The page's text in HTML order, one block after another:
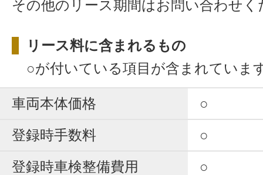
その他のリース期間はお問い合わせく
リース料に含まれるもの
○が付いている項目が含まれていま
車両本体価格
○
登録時手数料
○
登録時車検整備費用
○